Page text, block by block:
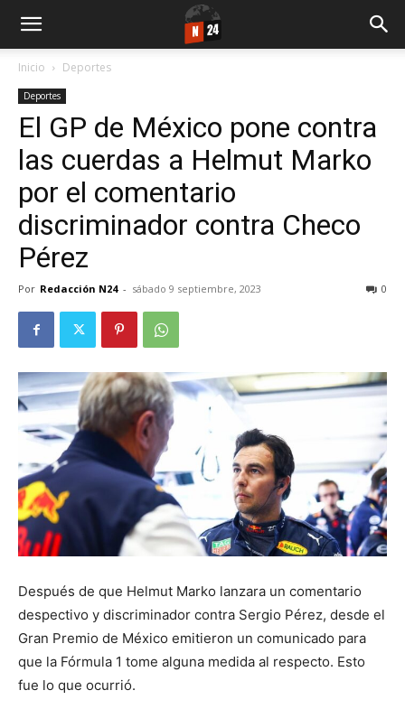
Inicio Deportes
Deportes
El GP de México pone contra
las cuerdas a Helmut Marko
por el comentario
discriminador contra Checo
Pérez
Por Redacción N24 - sábado 9 septiembre, 2023 0
Después de que Helmut Marko lanzara un comentario
despectivo y discriminador contra Sergio Pérez, desde el
Gran Premio de México emitieron un comunicado para
que la Fórmula 1 tome alguna medida al respecto. Esto
fue lo que ocurrió.